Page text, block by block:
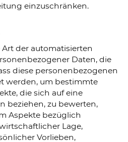
einzuschränken.
der automatisierten
Daten, die
diese personenbezogenen
werden, um bestimmte
die sich auf eine
beziehen, zu bewerten,
Aspekte bezüglich
Lage,
Vorlieben,